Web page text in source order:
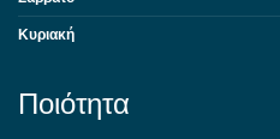
Κυριακή
Ποιότητα